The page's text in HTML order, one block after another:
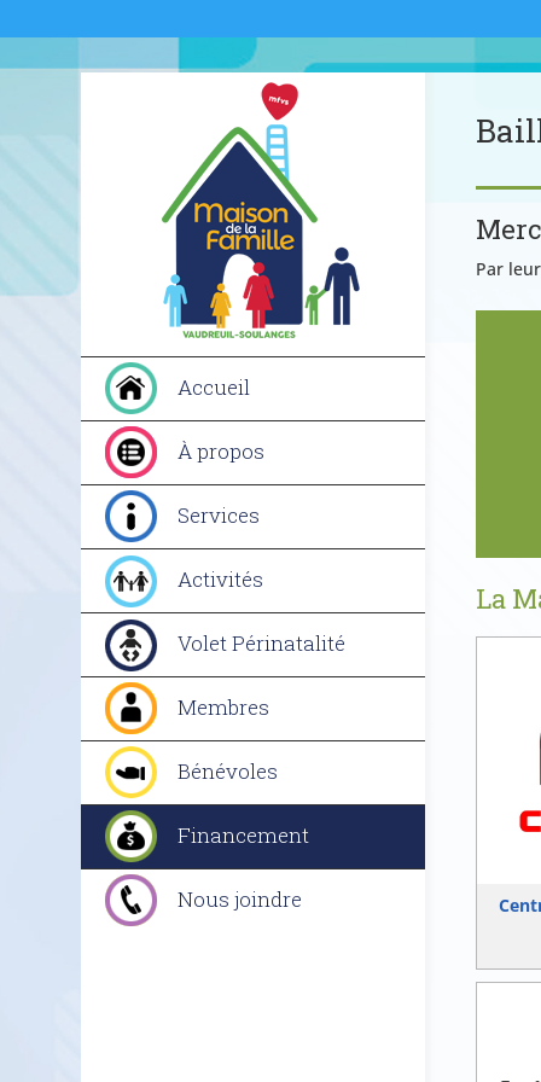
Accueil
À propos
Services
Activités
Volet Périnatalité
Membres
Bénévoles
Financement
Nous joindre
Par
La